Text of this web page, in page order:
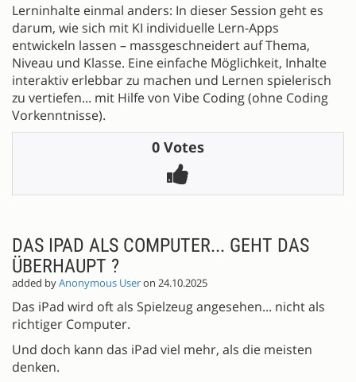
Lerninhalte einmal anders: In dieser Session geht es
darum, wie sich mit KI individuelle Lern-Apps
entwickeln lassen – massgeschneidert auf Thema,
Niveau und Klasse. Eine einfache Möglichkeit, Inhalte
interaktiv erlebbar zu machen und Lernen spielerisch
zu vertiefen... mit Hilfe von Vibe Coding (ohne Coding
Vorkenntnisse).
0 Votes
DAS IPAD ALS COMPUTER... GEHT DAS
ÜBERHAUPT ?
added byAnonymous Useron 24.10.2025
Das iPad wird oft als Spielzeug angesehen... nicht als
richtiger Computer.
Und doch kann das iPad viel mehr, als die meisten
denken.